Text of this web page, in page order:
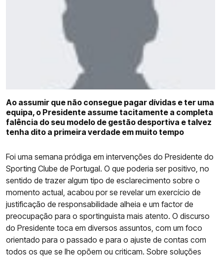
Ao assumir que não consegue pagar dívidas e ter uma
equipa, o Presidente assume tacitamente a completa
falência do seu modelo de gestão desportiva e talvez
tenha dito a primeira verdade em muito tempo
Foi uma semana pródiga em intervenções do Presidente do
Sporting Clube de Portugal. O que poderia ser positivo, no
sentido de trazer algum tipo de esclarecimento sobre o
momento actual, acabou por se revelar um exercício de
justificação de responsabilidade alheia e um factor de
preocupação para o sportinguista mais atento. O discurso
do Presidente toca em diversos assuntos, com um foco
orientado para o passado e para o ajuste de contas com
todos os que se lhe opõem ou criticam. Sobre soluções